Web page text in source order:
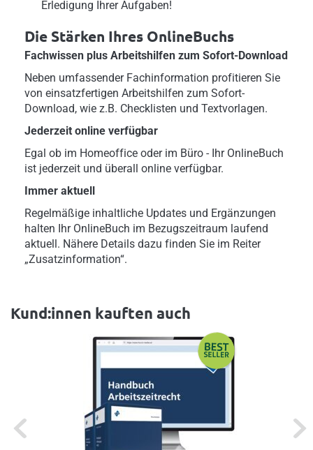
Erledigung Ihrer Aufgaben!
Die Stärken Ihres OnlineBuchs
Fachwissen plus Arbeitshilfen zum Sofort-Download
Neben umfassender Fachinformation profitieren Sie
von einsatzfertigen Arbeitshilfen zum Sofort-
Download, wie z.B. Checklisten und Textvorlagen.
Jederzeit online verfügbar
Egal ob im Homeoffice oder im Büro - Ihr OnlineBuch
ist jederzeit und überall online verfügbar.
Immer aktuell
Regelmäßige inhaltliche Updates und Ergänzungen
halten Ihr OnlineBuch im Bezugszeitraum laufend
aktuell. Nähere Details dazu finden Sie im Reiter
„Zusatzinformation“.
Kund:innen kauften auch
Previous Next